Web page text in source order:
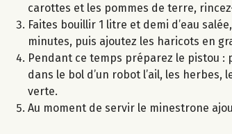
carottes et les pommes de terre,
Faites bouillir 1 litre et demi d’eau
minutes, puis ajoutez les haricots en
Pendant ce temps préparez le pistou :
dans le bol d’un robot l’ail, les
verte.
Au moment de servir le minestrone